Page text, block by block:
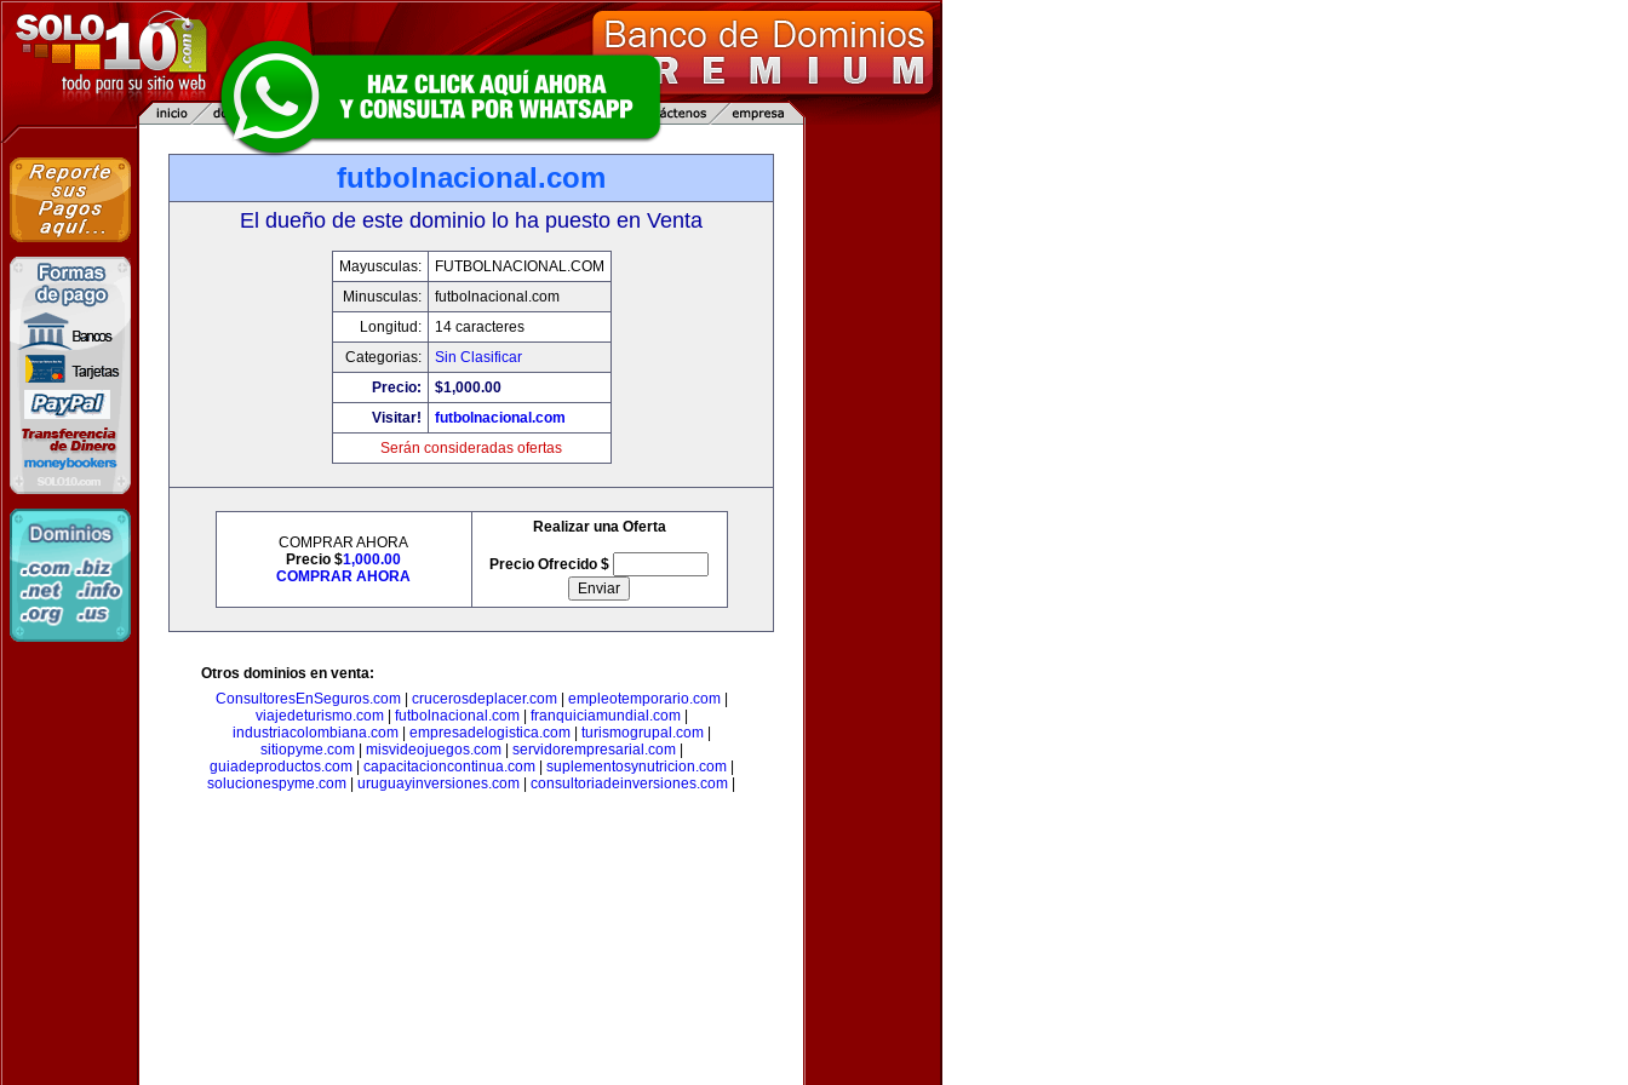
futbolnacional.com
El dueño de este dominio lo ha puesto en Venta
Mayusculas:
FUTBOLNACIONAL.COM
Minusculas:
futbolnacional.com
Longitud:
14 caracteres
Categorias:
Sin Clasificar
Precio:
$1,000.00
Visitar!
futbolnacional.com
Serán consideradas ofertas
COMPRAR AHORA
Precio $1,000.00
COMPRAR AHORA
Realizar una Oferta
Precio Ofrecido $
Otros dominios en venta:
ConsultoresEnSeguros.com| crucerosdeplacer.com| empleotemporario.com|
viajedeturismo.com| futbolnacional.com| franquiciamundial.com|
industriacolombiana.com| empresadelogistica.com| turismogrupal.com|
sitiopyme.com| misvideojuegos.com| servidorempresarial.com|
guiadeproductos.com| capacitacioncontinua.com| suplementosynutricion.com|
solucionespyme.com
uruguayinversiones.com consultoriadeinversiones.com